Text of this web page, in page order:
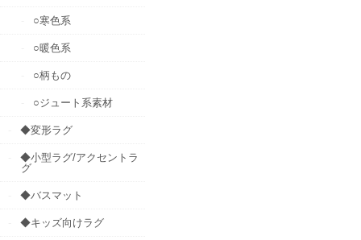
○寒色系
○暖色系
○柄もの
○ジュート系素材
◆変形ラグ
◆小型ラグ/アクセントラ
グ
◆バスマット
◆キッズ向けラグ